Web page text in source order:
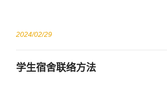
2024/02/29
学生宿舍联络方法